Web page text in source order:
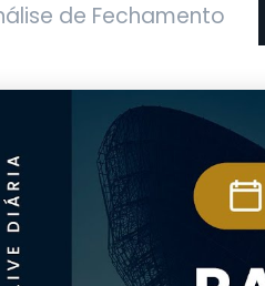
de Fechamento